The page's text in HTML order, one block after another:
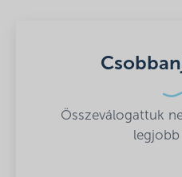
Összeválogattuk